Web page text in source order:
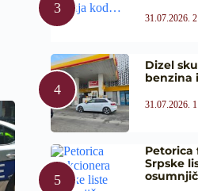
31.07.2026.
Dizel
benzina
31.07.2026.
Petorica
Srpske